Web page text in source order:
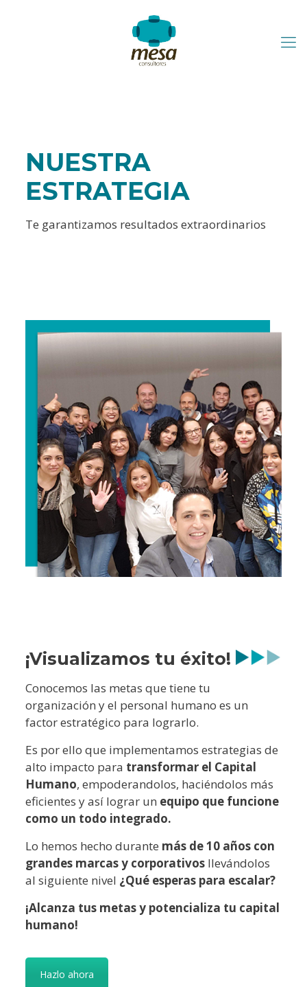
NUESTRA
ESTRATEGIA
Te garantizamos resultados extraordinarios
¡Visualizamos tu éxito!
Conocemos las metas que tiene tu
organización y el personal humano es un
factor estratégico para lograrlo.
Es por ello que implementamos estrategias de
alto impacto para transformar el Capital
Humano, empoderandolos, haciéndolos más
eficientes y así lograr un equipo que funcione
como un todo integrado.
Lo hemos hecho durante más de 10 años con
grandes marcas y corporativosllevándolos
al siguiente nivel ¿Qué esperas para escalar?
¡Alcanza tus metas y potencializa tu capital
humano!
Hazlo ahora